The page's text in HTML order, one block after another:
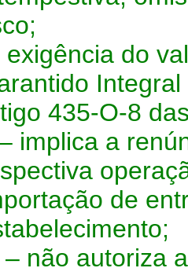
exigência do
435-O-8
implica a
de
– não autoriza